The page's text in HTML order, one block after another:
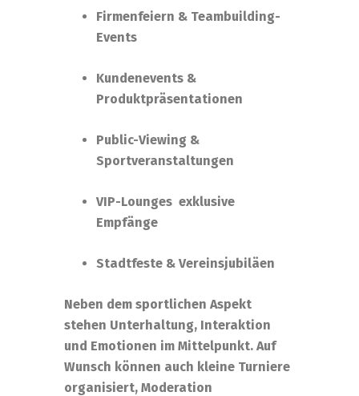
Firmenfeiern & Teambuilding-
Events
Kundenevents &
Produktpräsentationen
Public-Viewing &
Sportveranstaltungen
VIP-Lounges exklusive
Empfänge
Stadtfeste & Vereinsjubiläen
Neben dem sportlichen Aspekt
stehen Unterhaltung, Interaktion
und Emotionen im Mittelpunkt. Auf
Wunsch können auch kleine Turniere
organisiert, Moderation